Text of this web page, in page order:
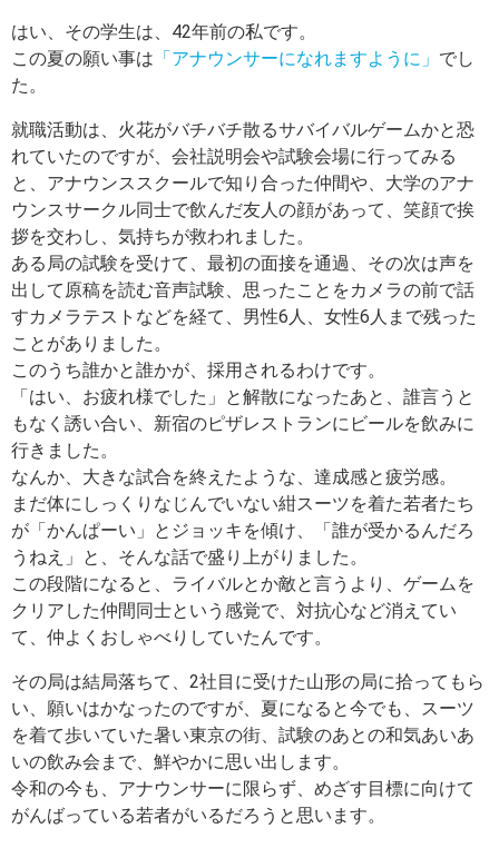
はい、その学生は、42年前の私です。
この夏の願い事は 「アナウンサーになれますように」 でし
た。
就職活動は、火花がバチバチ散るサバイバルゲームかと恐
れていたのですが、会社説明会や試験会場に行ってみる
と、アナウンススクールで知り合った仲間や、大学のアナ
ウンスサークル同士で飲んだ友人の顔があって、笑顔で挨
拶を交わし、気持ちが救われました。
ある局の試験を受けて、最初の面接を通過、その次は声を
出して原稿を読む音声試験、思ったことをカメラの前で話
すカメラテストなどを経て、男性6人、女性6人まで残った
ことがありました。
このうち誰かと誰かが、採用されるわけです。
「はい、お疲れ様でした」と解散になったあと、誰言うと
もなく誘い合い、新宿のピザレストランにビールを飲みに
行きました。
なんか、大きな試合を終えたような、達成感と疲労感。
まだ体にしっくりなじんでいない紺スーツを着た若者たち
が「かんぱーい」とジョッキを傾け、「誰が受かるんだろ
うねえ」と、そんな話で盛り上がりました。
この段階になると、ライバルとか敵と言うより、ゲームを
クリアした仲間同士という感覚で、対抗心など消えてい
て、仲よくおしゃべりしていたんです。
その局は結局落ちて、2社目に受けた山形の局に拾ってもら
い、願いはかなったのですが、夏になると今でも、スーツ
を着て歩いていた暑い東京の街、試験のあとの和気あいあ
いの飲み会まで、鮮やかに思い出します。
令和の今も、アナウンサーに限らず、めざす目標に向けて
がんばっている若者がいるだろうと思います。